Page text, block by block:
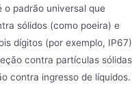
o padrão universal que
sólidos (como poeira) e
dígitos (por exemplo, IP67)
contra partículas sólidas
contra ingresso de líquidos.